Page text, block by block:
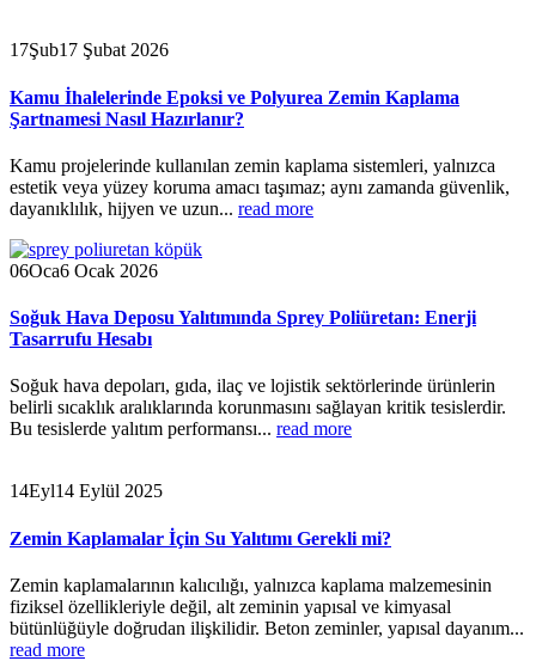
17Şub17 Şubat 2026
Kamu İhalelerinde Epoksi ve Polyurea Zemin Kaplama
Şartnamesi Nasıl Hazırlanır?
Kamu projelerinde kullanılan zemin kaplama sistemleri, yalnızca
estetik veya yüzey koruma amacı taşımaz; aynı zamanda güvenlik,
dayanıklılık, hijyen ve uzun... read more
06Oca6 Ocak 2026
Soğuk Hava Deposu Yalıtımında Sprey Poliüretan: Enerji
Tasarrufu Hesabı
Soğuk hava depoları, gıda, ilaç ve lojistik sektörlerinde ürünlerin
belirli sıcaklık aralıklarında korunmasını sağlayan kritik tesislerdir.
Bu tesislerde yalıtım performansı... read more
14Eyl14 Eylül 2025
Zemin Kaplamalar İçin Su Yalıtımı Gerekli mi?
Zemin kaplamalarının kalıcılığı, yalnızca kaplama malzemesinin
fiziksel özellikleriyle değil, alt zeminin yapısal ve kimyasal
bütünlüğüyle doğrudan ilişkilidir. Beton zeminler, yapısal dayanım...
read more